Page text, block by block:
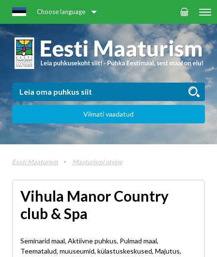
Choose language
Viimati vaadatud
Eesti Maaturism Maaturismi otsing
Vihula Manor Country
club & Spa
Seminarid maal, Aktiivne puhkus, Pulmad maal,
Teematalud, muuseumid, külastuskeskused, Majutus,